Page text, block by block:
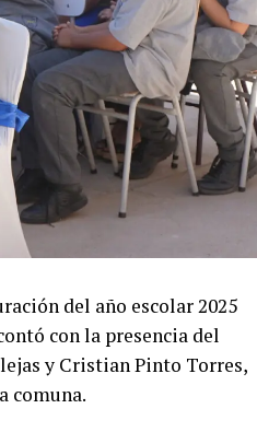
del año escolar 2025
con la presencia del
y Cristian Pinto Torres,
comuna.